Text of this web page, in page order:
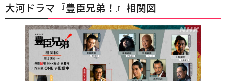
大河ドラマ『豊臣兄弟！ 』相関図